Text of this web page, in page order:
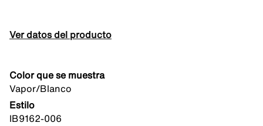
Ver datos del producto
Color que se muestra
Vapor/Blanco
Estilo
IB9162-006